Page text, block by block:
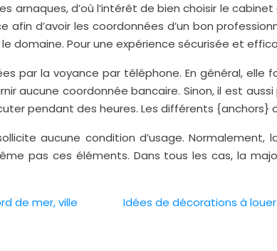
d’où l’intérêt de bien choisir le
d’avoir les coordonnées d’un bon
domaine. Pour une expérience sécurisée et
par la voyance par téléphone. En général,
aucune coordonnée bancaire. Sinon, il est
pendant des heures. Les différents
aucune condition d’usage.
pas ces éléments. Dans tous les cas, la
de mer, ville
Idées de décorations à